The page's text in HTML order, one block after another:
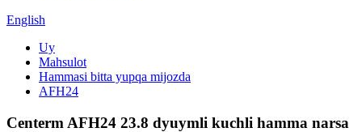
English
Uy
Mahsulot
Hammasi bitta yupqa mijozda
AFH24
Centerm AFH24 23.8 dyuymli kuchli hamma narsa